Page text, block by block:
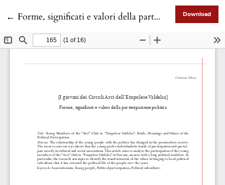
← Return to Article Details
Forme, significati e valori della partecipazione politica giovanile nell'Empolese Valdelsa Download